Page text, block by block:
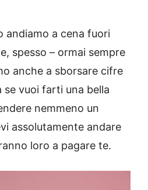
andiamo a cena fuori
spesso – ormai sempre
anche a sborsare cifre
vuoi farti una bella
nemmeno un
assolutamente andare
loro a pagare te.